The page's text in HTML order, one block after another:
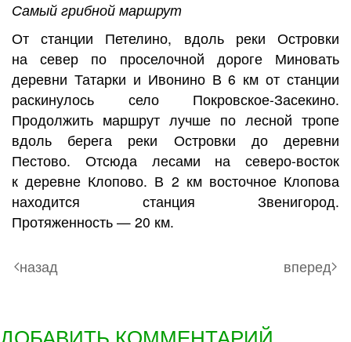
Самый грибной маршрут
От станции Петелино, вдоль реки Островки
на север по проселочной дороге Миновать
деревни Татарки и Ивонино В 6 км от станции
раскинулось село Покровское-Засекино.
Продолжить маршрут лучше по лесной тропе
вдоль берега реки Островки до деревни
Пестово. Отсюда лесами на северо-восток
к деревне Клопово. В 2 км восточное Клопова
находится станция Звенигород.
Протяженность — 20 км.
назад вперед